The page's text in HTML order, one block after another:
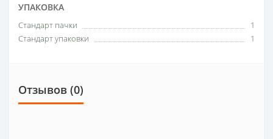
УПАКОВКА
Стандарт пачки
1
Стандарт упаковки
1
Отзывов (0)